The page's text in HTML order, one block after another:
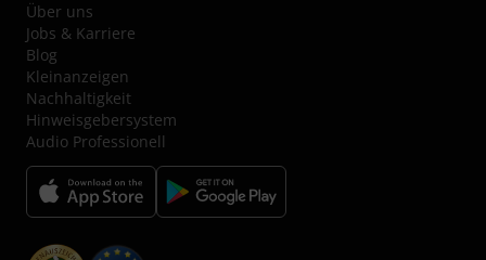
Über uns
Jobs & Karriere
Blog
Kleinanzeigen
Nachhaltigkeit
Hinweisgebersystem
Audio Professionell